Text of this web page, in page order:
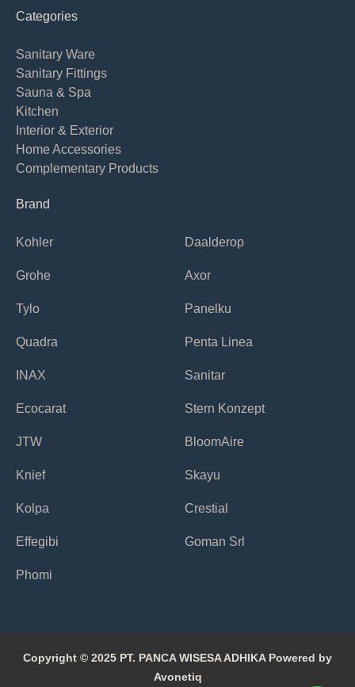
Categories
Sanitary Ware
Sanitary Fittings
Sauna & Spa
Kitchen
Interior & Exterior
Home Accessories
Complementary Products
Brand
Kohler
Grohe
Tylo
Quadra
INAX
Ecocarat
JTW
Knief
Kolpa
Effegibi
Phomi
Daalderop
Axor
Panelku
Penta Linea
Sanitar
Stern Konzept
BloomAire
Skayu
Crestial
Goman Srl
Copyright © 2025 PT. PANCA WISESA ADHIKA Powered by
Avonetiq